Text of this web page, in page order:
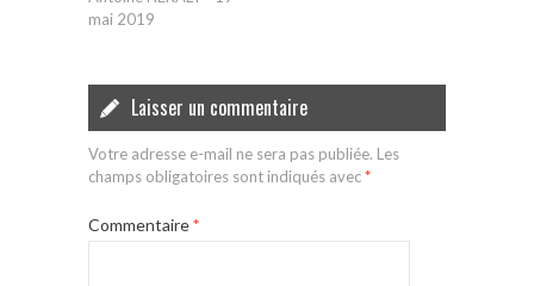
mai 2019
Laisser un commentaire
Votre adresse e-mail ne sera pas publiée. Les
champs obligatoires sont indiqués avec*
Commentaire*